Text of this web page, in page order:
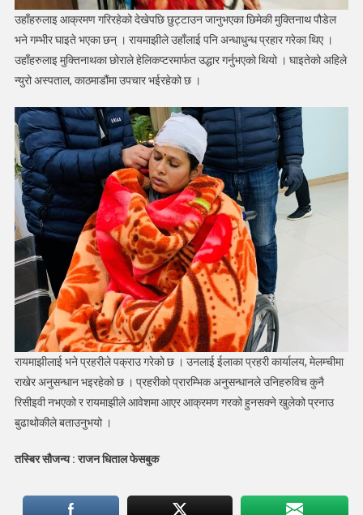
उहाँहरुलाइ आक्रमण गरिरहेको देखेपछि छुट्टाउन जानुभएका छिमेकी मुक्तिनाथ पौडेल
भने गम्भीर घाइते भएका छन् । रायमाझीले उहाँलाई पनि अन्धाधुन्ध प्रहार गरेका थिए ।
उहाँहरुलाइ मुक्तिनाथका छोराले हेलिकप्टरमार्फत उद्धार गर्नुभएको थियो । घाइतेको अहिले
न्युरो अस्पताल, काठमाडौंमा उपचार भईरहेको छ ।
रायमाझीलाई भने प्रहरीले पक्राउ गरेको छ । उनलाई ईलाका प्रहरी कार्यालय, मेलम्चीमा
राखेर अनुसन्धान भइरहेको छ । प्रहरीको प्रारम्भिक अनुसन्धानले उनिहरुविच कुनै
रिसीइवी नभएको र रायमाझीले आवेशमा आएर आक्रमण गरको हुनसक्ने खुलेको प्रनाउ
बुढाथोकीले बताउनुभयो ।
तस्बिर सौजन्य : राजन धिताल फेसबुक